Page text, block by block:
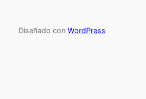
Diseñado con WordPress